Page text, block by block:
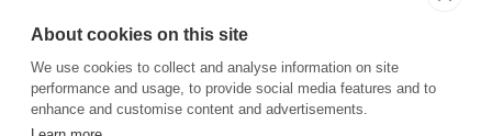
About cookies on this site
We use cookies to collect and analyse information on site
performance and usage, to provide social media features and to
enhance and customise content and advertisements.